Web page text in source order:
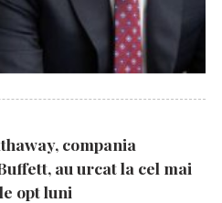
compania
au urcat la cel mai
opt luni